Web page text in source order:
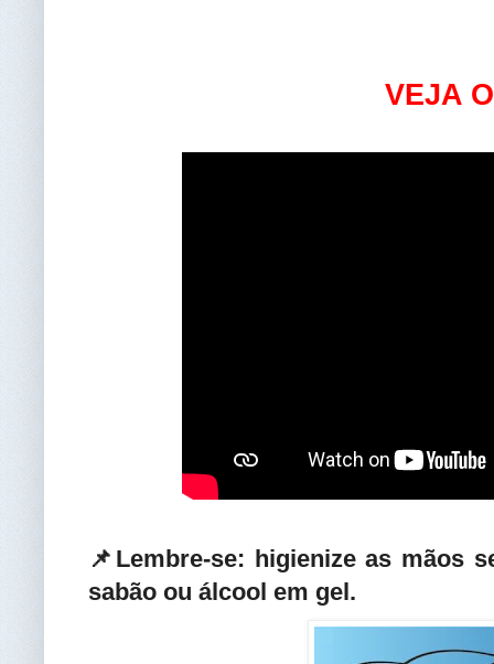
VEJA
📌Lembre-se: higienize as mãos
sabão ou álcool em gel.